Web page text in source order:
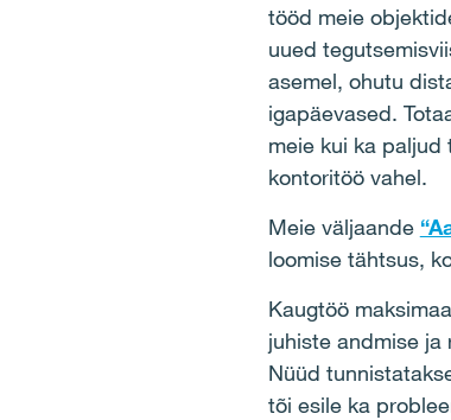
tööd meie
uued
asemel, ohutu
igapäevased.
meie kui ka paljud
kontoritöö vahel.
Meie väljaande
loomise tähtsus,
Kaugtöö
juhiste andmise ja
Nüüd
tõi esile ka